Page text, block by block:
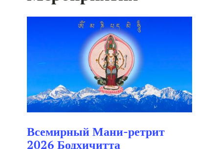
Всемирный Мани-ретрит
2026 Бодхичитта